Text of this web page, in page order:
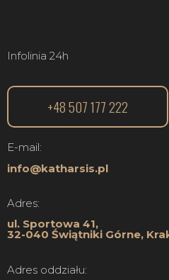
Infolinia 24h
+48 507 177 222
E-mail:
info@katharsis.pl
Adres:
ul. Sportowa 41,
32-040 Świątniki Górne,
Adres oddziału: